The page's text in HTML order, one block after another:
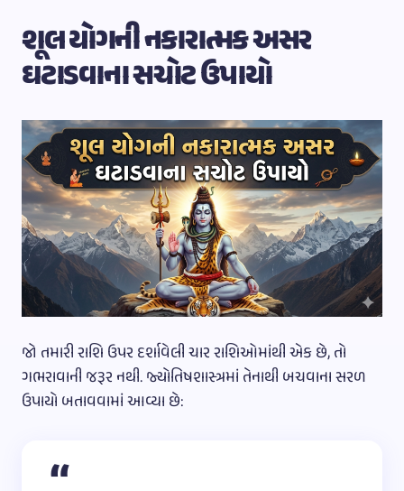
શૂલ યોગની નકારાત્મક અસર
ઘટાડવાના સચોટ ઉપાયો
જો તમારી રાશિ ઉપર દર્શાવેલી ચાર રાશિઓમાંથી એક છે, તો
ગભરાવાની જરૂર નથી. જ્યોતિષશાસ્ત્રમાં તેનાથી બચવાના સરળ
ઉપાયો બતાવવામાં આવ્યા છે: